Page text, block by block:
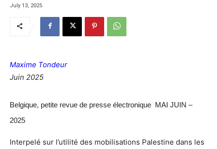
July 13, 2025
Maxime Tondeur
Juin 2025
Belgique, petite revue de presse électronique MAI JUIN –
2025
Interpelé sur l’utilité des mobilisations Palestine dans les